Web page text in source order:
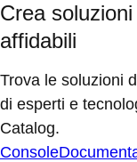
Crea
affidabili
Trova le soluzioni
di esperti e
Catalog.
Console